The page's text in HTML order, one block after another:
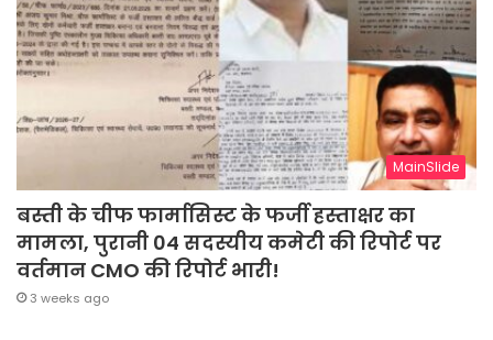
MainSlide
बस्ती के चीफ फार्मासिस्ट के फर्जी हस्ताक्षर का
मामला, पुरानी 04 सदस्यीय कमेटी की रिपोर्ट पर
वर्तमान CMO की रिपोर्ट भारी!
3 weeks ago